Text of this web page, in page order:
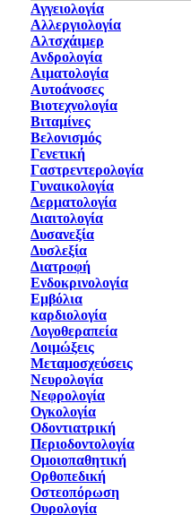
Αγγειολογία
Αλλεργιολογία
Αλτσχάιμερ
Ανδρολογία
Αιματολογία
Αυτοάνοσες
Βιοτεχνολογία
Βιταμίνες
Βελονισμός
Γενετική
Γαστρεντερολογία
Γυναικολογία
Δερματολογία
Διαιτολογία
Δυσανεξία
Δυσλεξία
Διατροφή
Ενδοκρινολογία
Εμβόλια
καρδιολογία
Λογοθεραπεία
Λοιμώξεις
Μεταμοσχεύσεις
Νευρολογία
Νεφρολογία
Ογκολογία
Οδοντιατρική
Περιοδοντολογία
Ομοιοπαθητική
Ορθοπεδική
Οστεοπόρωση
Ουρολογία